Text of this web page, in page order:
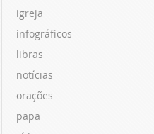
igreja
infográficos
libras
notícias
orações
papa